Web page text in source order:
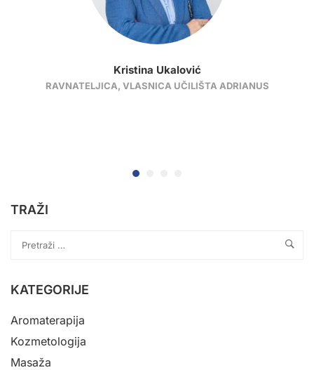
Kristina Ukalović
RAVNATELJICA, VLASNICA UČILIŠTA ADRIANUS
TRAŽI
KATEGORIJE
Aromaterapija
Kozmetologija
Masaža